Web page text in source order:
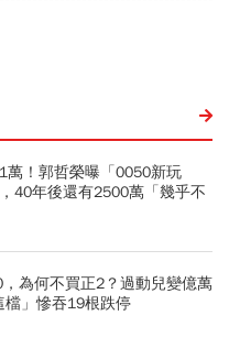
萬！郭哲榮曝「0050新玩
40年後還有2500萬「幾乎不
為何不買正2？過動兒變億萬
」慘吞19根跌停